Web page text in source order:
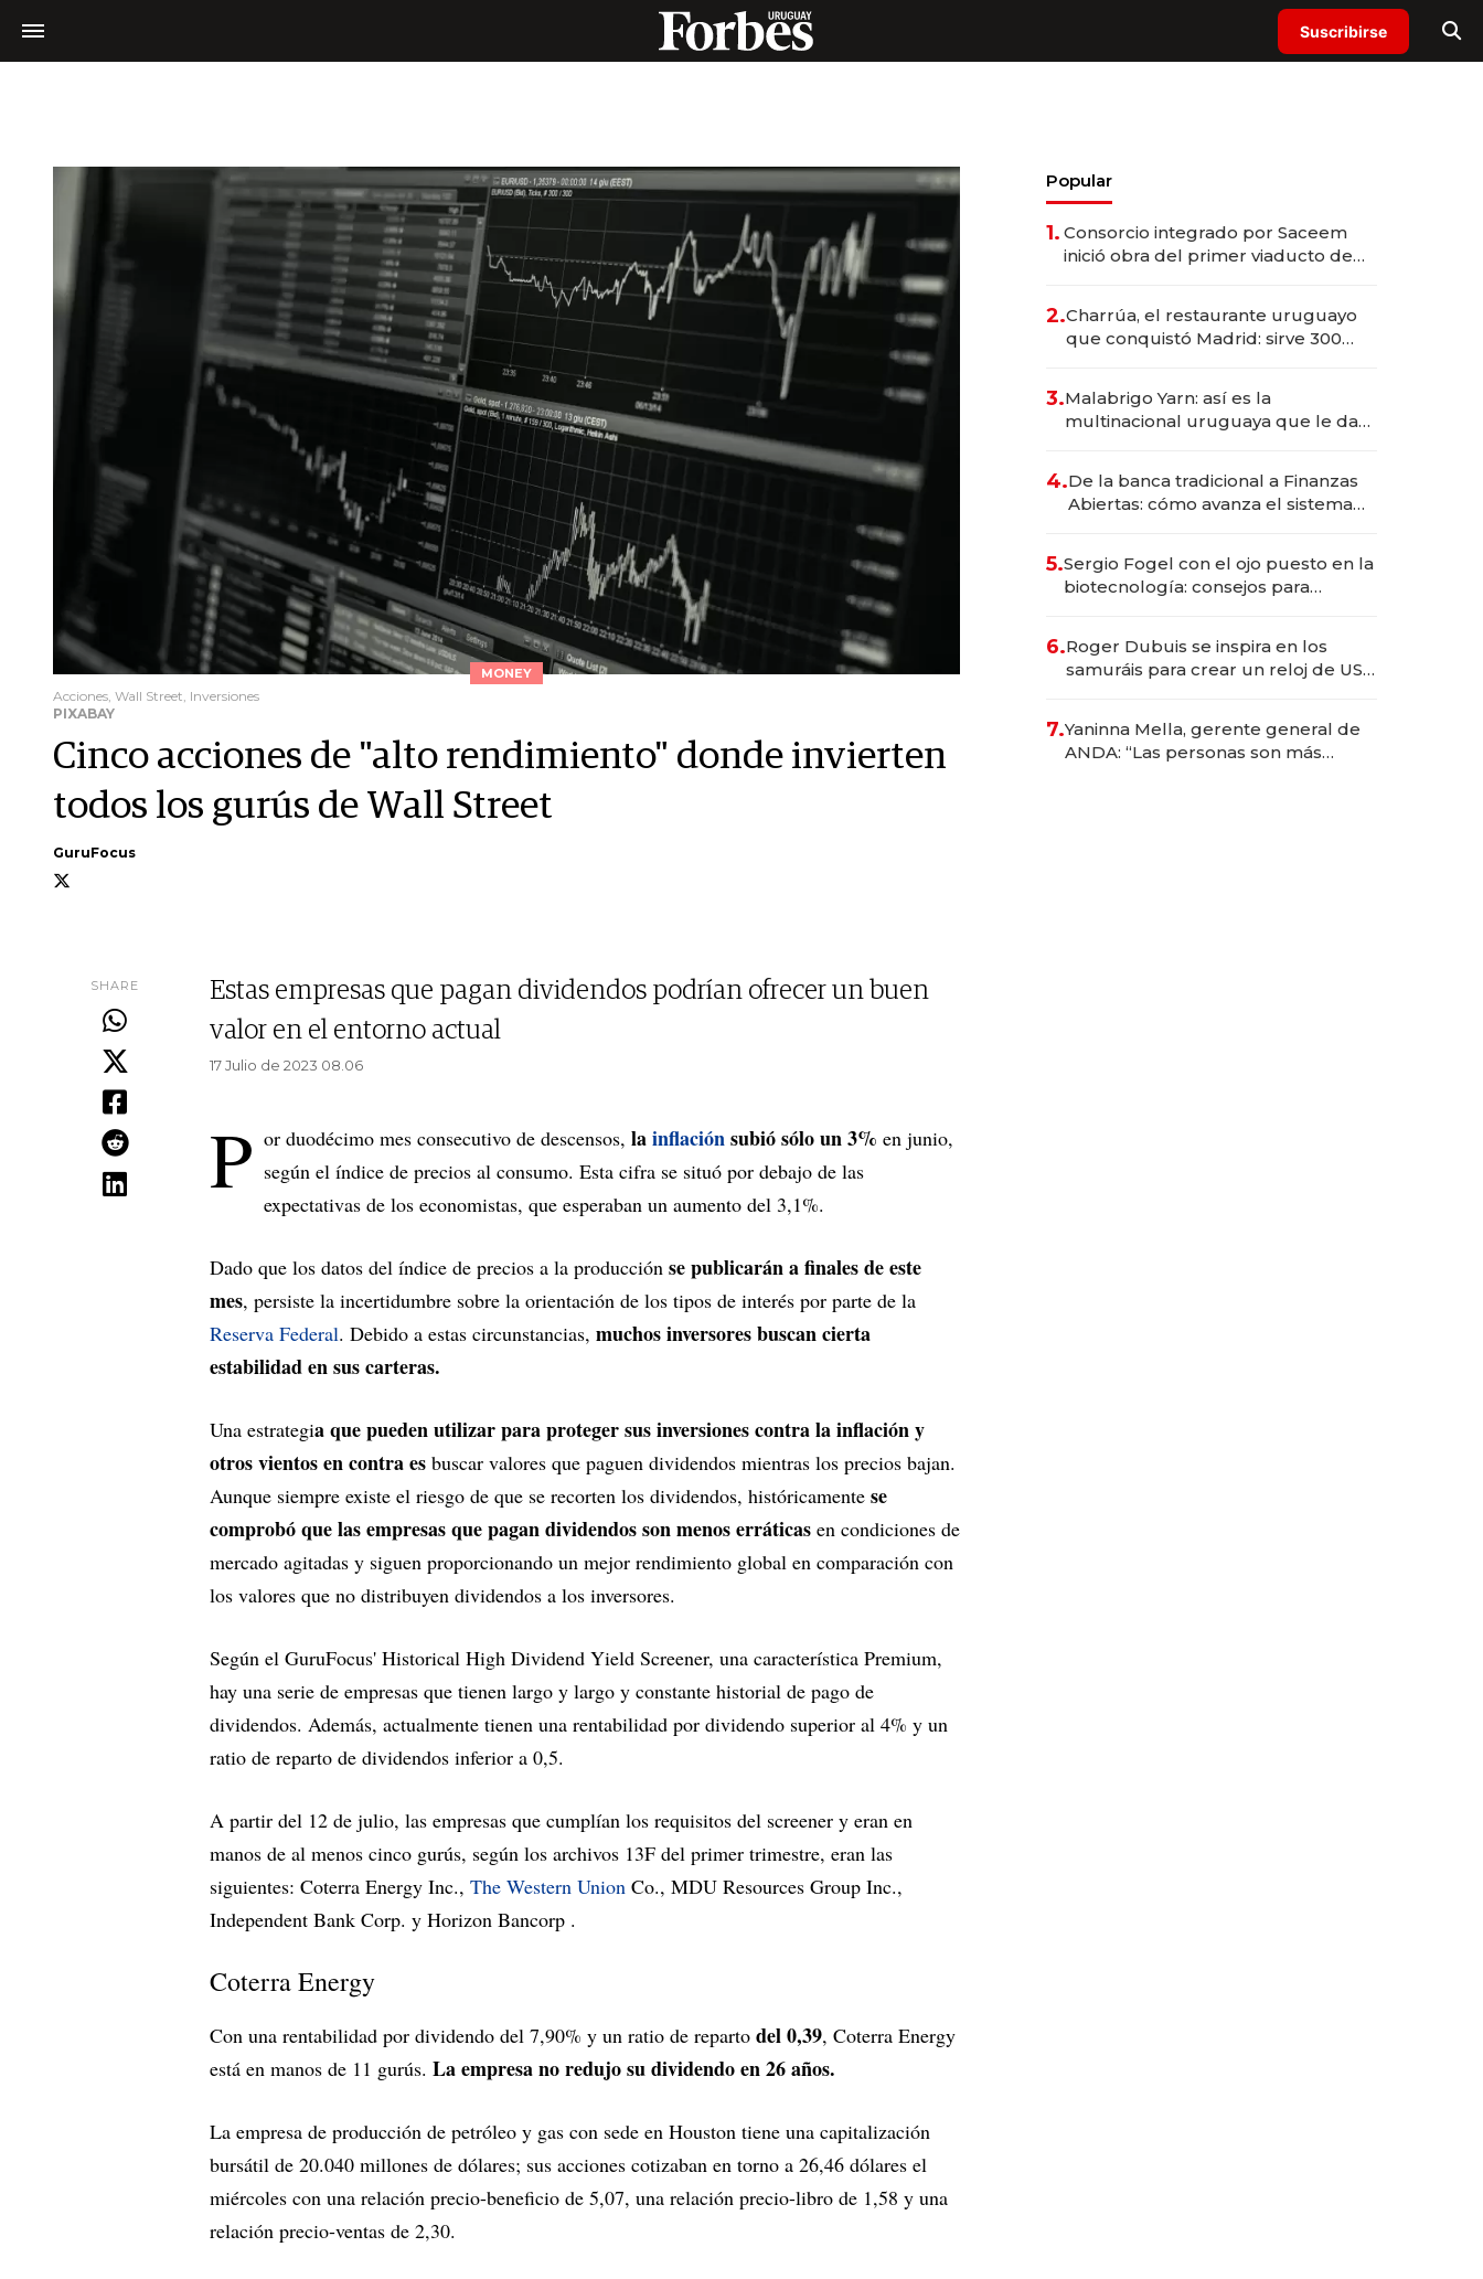
Suscribirse
MONEY
Acciones, Wall Street, Inversiones
PIXABAY
Cinco acciones de "alto rendimiento" donde invierten
todos los gurús de Wall Street
GuruFocus
SHARE
Estas empresas que pagan dividendos podrían ofrecer un buen
valor en el entorno actual
17 Julio de 2023 08.06
P or duodécimo mes consecutivo de descensos, lainflaciónsubió sólo un 3% en junio,
según el índice de precios al consumo. Esta cifra se situó por debajo de las
expectativas de los economistas, que esperaban un aumento del 3,1%.
Dado que los datos del índice de precios a la producción se publicarán a finales de este
mes, persiste la incertidumbre sobre la orientación de los tipos de interés por parte de la
Reserva Federal. Debido a estas circunstancias, muchos inversores buscan cierta
estabilidad en sus carteras.
Una estrategia que pueden utilizar para proteger sus inversiones contra la inflación y
otros vientos en contra es buscar valores que paguen dividendos mientras los precios bajan.
Aunque siempre existe el riesgo de que se recorten los dividendos, históricamente se
comprobó que las empresas que pagan dividendos son menos erráticas en condiciones de
mercado agitadas y siguen proporcionando un mejor rendimiento global en comparación con
los valores que no distribuyen dividendos a los inversores.
Según el GuruFocus' Historical High Dividend Yield Screener, una característica Premium,
hay una serie de empresas que tienen largo y largo y constante historial de pago de
dividendos. Además, actualmente tienen una rentabilidad por dividendo superior al 4% y un
ratio de reparto de dividendos inferior a 0,5.
A partir del 12 de julio, las empresas que cumplían los requisitos del screener y eran en
manos de al menos cinco gurús, según los archivos 13F del primer trimestre, eran las
siguientes: Coterra Energy Inc., The Western Union Co., MDU Resources Group Inc.,
Independent Bank Corp. y Horizon Bancorp .
Coterra Energy
Con una rentabilidad por dividendo del 7,90% y un ratio de reparto del 0,39, Coterra Energy
está en manos de 11 gurús. La empresa no redujo su dividendo en 26 años.
La empresa de producción de petróleo y gas con sede en Houston tiene una capitalización
bursátil de 20.040 millones de dólares; sus acciones cotizaban en torno a 26,46 dólares el
miércoles con una relación precio-beneficio de 5,07, una relación precio-libro de 1,58 y una
relación precio-ventas de 2,30.
Popular
1. Consorcio integrado por Saceem
inició obra del primer viaducto de
millones
2.Charrúa, el restaurante uruguayo
que conquistó Madrid: sirve 300
prepara apertura
3.Malabrigo Yarn: así es la
multinacional uruguaya que le da
4.De la banca tradicional a Finanzas
Abiertas: cómo avanza el sistema
5.Sergio Fogel con el ojo puesto en la
biotecnología: consejos para
6.Roger Dubuis se inspira en los
samuráis para crear un reloj de US$
7.Yaninna Mella, gerente general de
ANDA: “Las personas son más